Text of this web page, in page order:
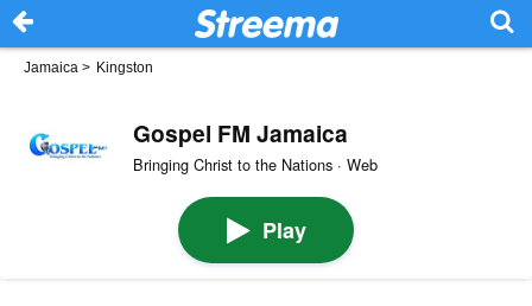
Jamaica > Kingston
Gospel FM Jamaica
Bringing Christ to the Nations · Web
Play